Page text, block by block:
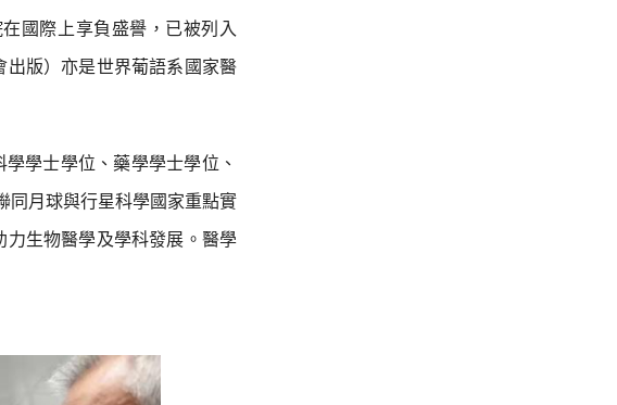
國際上享負盛譽，已被列入
出版）亦是世界葡語系國家醫
學士學位、藥學學士學位、
同月球與行星科學國家重點實
力生物醫學及學科發展。醫學